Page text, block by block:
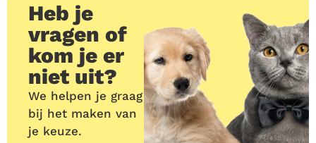
Heb je
vragen of
kom je er
niet uit?
We helpen je graag
bij het maken van
je keuze.